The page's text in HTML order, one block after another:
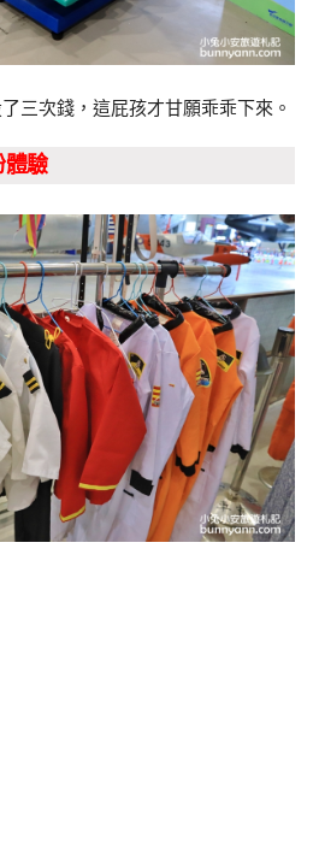
三次錢，這屁孩才甘願乖乖下來。
體驗